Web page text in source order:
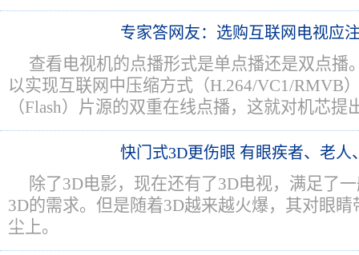
专家答网友：选购互联网电视应
查看电视机的点播形式是单点播还是双点播
以实现互联网中压缩方式（H.264/VC1/RMVB
（Flash）片源的双重在线点播，这就对机芯提
快门式3D更伤眼 有眼疾者、老人
除了3D电影，现在还有了3D电视，满足了
3D的需求。但是随着3D越来越火爆，其对眼
尘上。